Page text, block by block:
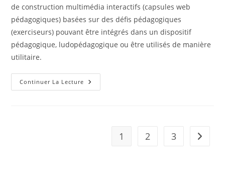
de construction multimédia interactifs (capsules web
pédagogiques) basées sur des défis pédagogiques
(exerciseurs) pouvant être intégrés dans un dispositif
pédagogique, ludopédagogique ou être utilisés de manière
utilitaire.
Continuer La Lecture LearningApps
–
1 2 3 Aller à